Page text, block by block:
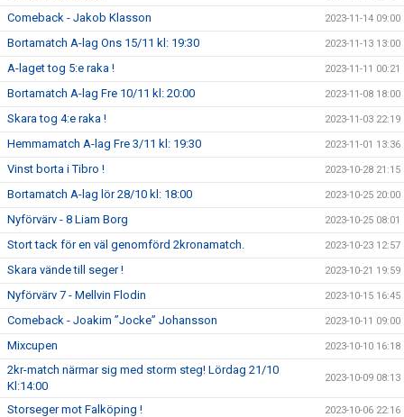
Comeback - Jakob Klasson 2023-11-14 09:00
Bortamatch A-lag Ons 15/11 kl: 19:30 2023-11-13 13:00
A-laget tog 5:e raka ! 2023-11-11 00:21
Bortamatch A-lag Fre 10/11 kl: 20:00 2023-11-08 18:00
Skara tog 4:e raka ! 2023-11-03 22:19
Hemmamatch A-lag Fre 3/11 kl: 19:30 2023-11-01 13:36
Vinst borta i Tibro ! 2023-10-28 21:15
Bortamatch A-lag lör 28/10 kl: 18:00 2023-10-25 20:00
Nyförvärv - 8 Liam Borg 2023-10-25 08:01
Stort tack för en väl genomförd 2kronamatch. 2023-10-23 12:57
Skara vände till seger ! 2023-10-21 19:59
Nyförvärv 7 - Mellvin Flodin 2023-10-15 16:45
Comeback - Joakim ”Jocke” Johansson 2023-10-11 09:00
Mixcupen 2023-10-10 16:18
2kr-match närmar sig med storm steg! Lördag 21/10
Kl:14:00
2023-10-09 08:13
Storseger mot Falköping ! 2023-10-06 22:16